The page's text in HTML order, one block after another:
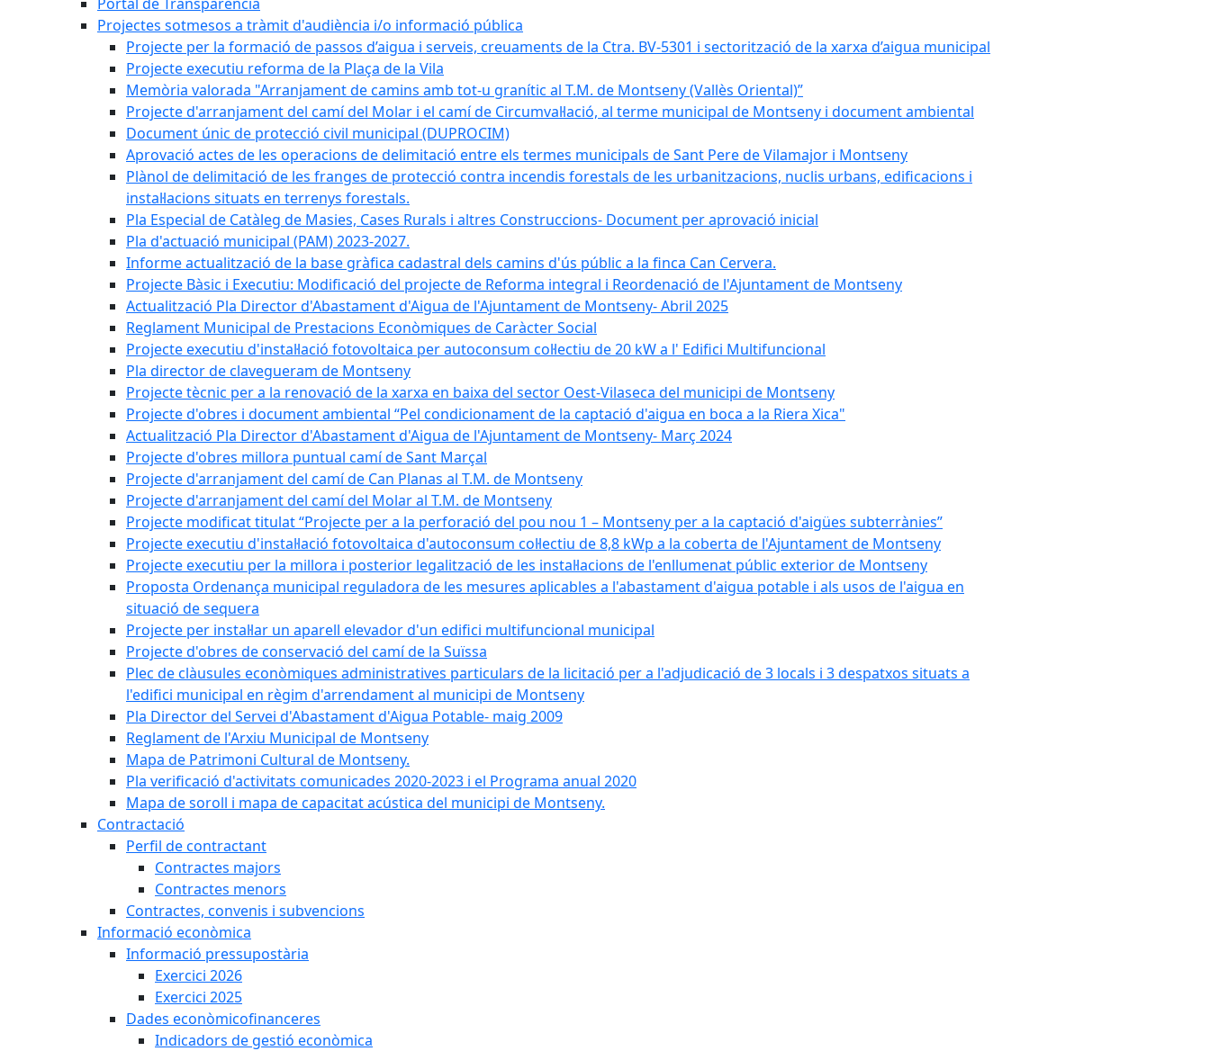
Projectes sotmesos a tràmit d'audiència i/o informació pública
Projecte per la formació de passos d’aigua i serveis, creuaments de la Ctra. BV-5301 i sectorització de la xarxa d’aigua municipal
Projecte executiu reforma de la Plaça de la Vila
Memòria valorada "Arranjament de camins amb tot-u granític al T.M. de Montseny (Vallès Oriental)”
Projecte d'arranjament del camí del Molar i el camí de Circumval·lació, al terme municipal de Montseny i document ambiental
Document únic de protecció civil municipal (DUPROCIM)
Aprovació actes de les operacions de delimitació entre els termes municipals de Sant Pere de Vilamajor i Montseny
Plànol de delimitació de les franges de protecció contra incendis forestals de les urbanitzacions, nuclis urbans, edificacions i
instal·lacions situats en terrenys forestals.
Pla Especial de Catàleg de Masies, Cases Rurals i altres Construccions- Document per aprovació inicial
Pla d'actuació municipal (PAM) 2023-2027.
Informe actualització de la base gràfica cadastral dels camins d'ús públic a la finca Can Cervera.
Projecte Bàsic i Executiu: Modificació del projecte de Reforma integral i Reordenació de l'Ajuntament de Montseny
Actualització Pla Director d'Abastament d'Aigua de l'Ajuntament de Montseny- Abril 2025
Reglament Municipal de Prestacions Econòmiques de Caràcter Social
Projecte executiu d'instal·lació fotovoltaica per autoconsum col·lectiu de 20 kW a l' Edifici Multifuncional
Pla director de clavegueram de Montseny
Projecte tècnic per a la renovació de la xarxa en baixa del sector Oest-Vilaseca del municipi de Montseny
Projecte d'obres i document ambiental “Pel condicionament de la captació d'aigua en boca a la Riera Xica"
Actualització Pla Director d'Abastament d'Aigua de l'Ajuntament de Montseny- Març 2024
Projecte d'obres millora puntual camí de Sant Marçal
Projecte d'arranjament del camí de Can Planas al T.M. de Montseny
Projecte d'arranjament del camí del Molar al T.M. de Montseny
Projecte modificat titulat “Projecte per a la perforació del pou nou 1 – Montseny per a la captació d'aigües subterrànies”
Projecte executiu d'instal·lació fotovoltaica d'autoconsum col·lectiu de 8,8 kWp a la coberta de l'Ajuntament de Montseny
Projecte executiu per la millora i posterior legalització de les instal·lacions de l'enllumenat públic exterior de Montseny
Proposta Ordenança municipal reguladora de les mesures aplicables a l'abastament d'aigua potable i als usos de l'aigua en
situació de sequera
Projecte per instal·lar un aparell elevador d'un edifici multifuncional municipal
Projecte d'obres de conservació del camí de la Suïssa
Plec de clàusules econòmiques administratives particulars de la licitació per a l'adjudicació de 3 locals i 3 despatxos situats a
l'edifici municipal en règim d'arrendament al municipi de Montseny
Pla Director del Servei d'Abastament d'Aigua Potable- maig 2009
Reglament de l'Arxiu Municipal de Montseny
Mapa de Patrimoni Cultural de Montseny.
Pla verificació d'activitats comunicades 2020-2023 i el Programa anual 2020
Mapa de soroll i mapa de capacitat acústica del municipi de Montseny.
Contractació
Perfil de contractant
Contractes majors
Contractes menors
Contractes, convenis i subvencions
Informació econòmica
Informació pressupostària
Exercici 2026
Exercici 2025
Dades econòmicofinanceres
Indicadors de gestió econòmica